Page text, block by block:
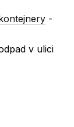
-
v ulici